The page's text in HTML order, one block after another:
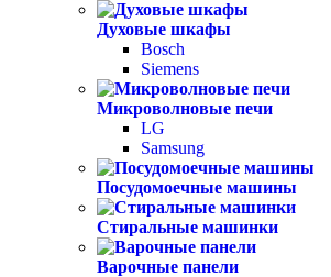
Духовые шкафы
Bosch
Siemens
Микроволновые печи
LG
Samsung
Посудомоечные машины
Стиральные машинки
Варочные панели